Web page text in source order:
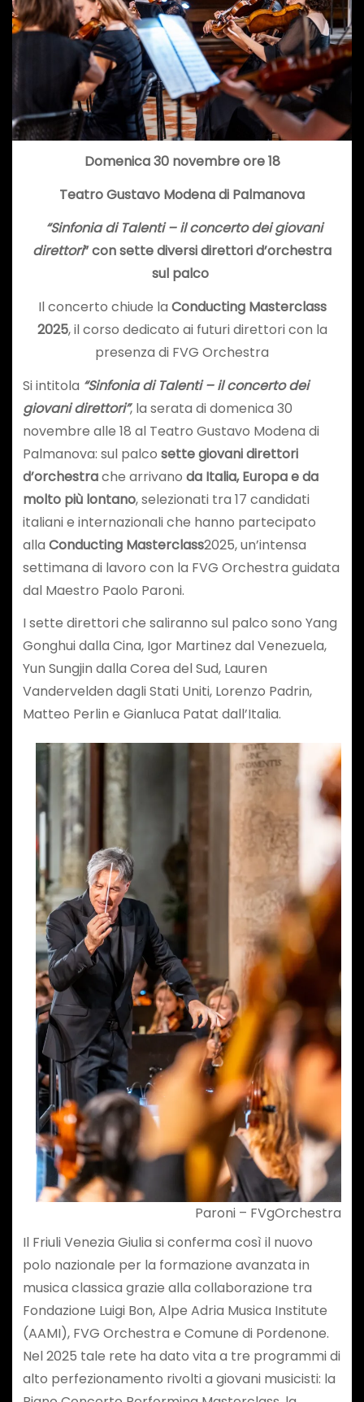
Domenica 30 novembre ore 18
Teatro Gustavo Modena di Palmanova
“Sinfonia di Talenti – il concerto dei giovani
direttori” con sette diversi direttori d’orchestra
sul palco
Il concerto chiude la Conducting Masterclass
2025, il corso dedicato ai futuri direttori con la
presenza di FVG Orchestra
Si intitola “Sinfonia di Talenti – il concerto dei
giovani direttori”, la serata di domenica 30
novembre alle 18 al Teatro Gustavo Modena di
Palmanova: sul palco sette giovani direttori
d’orchestrache arrivano da Italia, Europa e da
molto più lontano, selezionati tra 17 candidati
italiani e internazionali che hanno partecipato
alla Conducting Masterclass2025, un’intensa
settimana di lavoro con la FVG Orchestra guidata
dal Maestro Paolo Paroni.
I sette direttori che saliranno sul palco sono Yang
Gonghui dalla Cina, Igor Martinez dal Venezuela,
Yun Sungjin dalla Corea del Sud, Lauren
Vandervelden dagli Stati Uniti, Lorenzo Padrin,
Matteo Perlin e Gianluca Patat dall’Italia.
Paroni – FVgOrchestra
Il Friuli Venezia Giulia si conferma così il nuovo
polo nazionale per la formazione avanzata in
musica classica grazie alla collaborazione tra
Fondazione Luigi Bon, Alpe Adria Musica Institute
(AAMI), FVG Orchestra e Comune di Pordenone.
Nel 2025 tale rete ha dato vita a tre programmi di
alto perfezionamento rivolti a giovani musicisti: la